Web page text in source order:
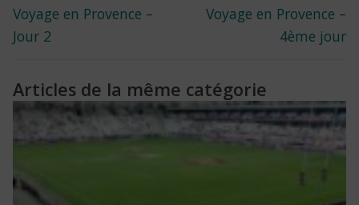
de
Previous
post:
Voyage en Provence –
Jour 2
Next
Voyage en Provence –
4ème jour
Articles de la même catégorie